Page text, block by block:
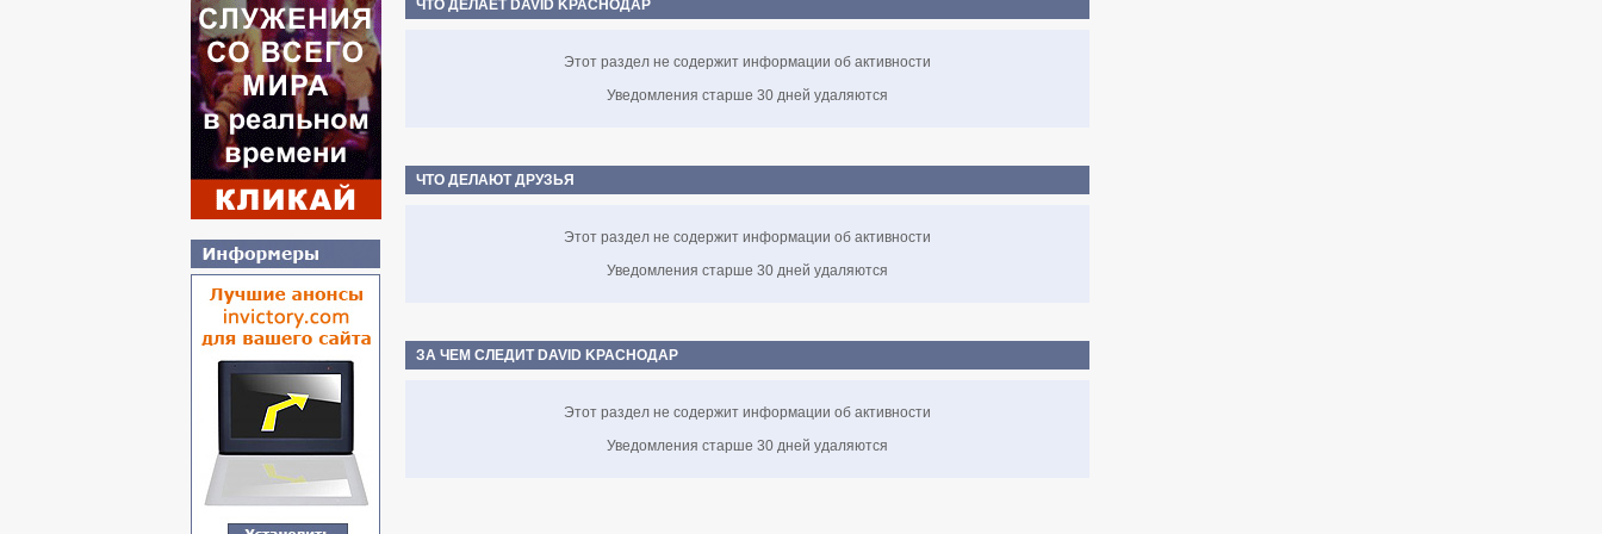
ЧТО ДЕЛАЕТ DAVID KPACНOДAP
Этот раздел не содержит информации об активности
Уведомления старше 30 дней удаляются
ЧТО ДЕЛАЮТ ДРУЗЬЯ
Этот раздел не содержит информации об активности
Уведомления старше 30 дней удаляются
ЗА ЧЕМ СЛЕДИТ DAVID KPACНOДAP
Этот раздел не содержит информации об активности
Уведомления старше 30 дней удаляются